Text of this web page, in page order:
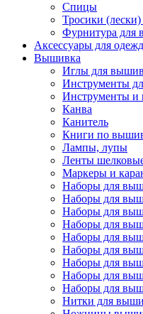
Спицы
Тросики
Фурнитура для
Аксессуары для
Вышивка
Иглы для
Инструменты
Инструменты и
Канва
Канитель
Книги по
Лампы, лупы
Ленты
Маркеры и
Наборы для
Наборы для
Наборы для
Наборы для
Наборы для
Наборы для
Наборы для
Наборы для
Наборы для
Нитки для